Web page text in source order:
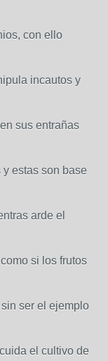
con ello
incautos y
sus entrañas
estas son base
arde el
si los frutos
ser el ejemplo
el cultivo de